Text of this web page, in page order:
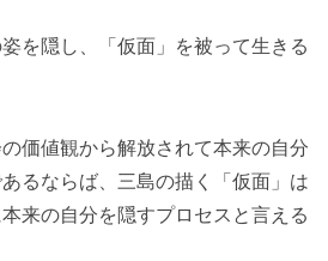
を隠し、「仮面」を被って生きる
価値観から解放されて本来の自分
るならば、三島の描く「仮面」は
来の自分を隠すプロセスと言える